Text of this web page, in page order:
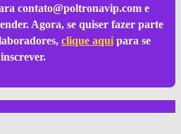
contato@poltronavip.come
Agora, se quiser fazer parte
clique aqui para se
inscrever.